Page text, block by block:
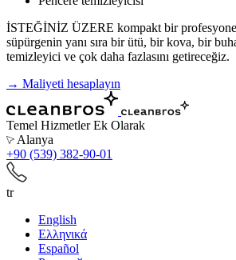
İSTEĞİNİZ ÜZERE kompakt bir
süpürgenin yanı sıra bir ütü, bir kova, bir
temizleyici ve çok daha fazlasını getireceğiz.
→ Maliyeti hesaplayın
Temel Hizmetler Ek Olarak
Alanya
+90 (539) 382-90-01
tr
English
Ελληνικά
Español